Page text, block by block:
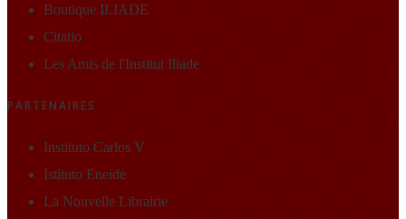
Boutique ILIADE
Citatio
Les Amis de l'Institut Iliade
PARTENAIRES
Instituto Carlos V
Istituto Eneide
La Nouvelle Librairie